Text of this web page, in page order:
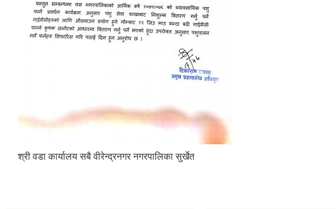
श्री वडा कार्यालय सबै वीरेन्द्रनगर नगरपालिका सुर्खेत